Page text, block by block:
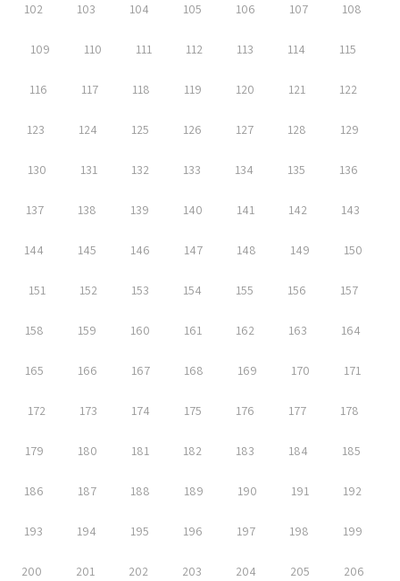
102 103 104 105 106 107 108
109 110 111 112 113 114 115
116 117 118 119 120 121 122
123 124 125 126 127 128 129
130 131 132 133 134 135 136
137 138 139 140 141 142 143
144 145 146 147 148 149 150
151 152 153 154 155 156 157
158 159 160 161 162 163 164
165 166 167 168 169 170 171
172 173 174 175 176 177 178
179 180 181 182 183 184 185
186 187 188 189 190 191 192
193 194 195 196 197 198 199
200 201 202 203 204 205 206